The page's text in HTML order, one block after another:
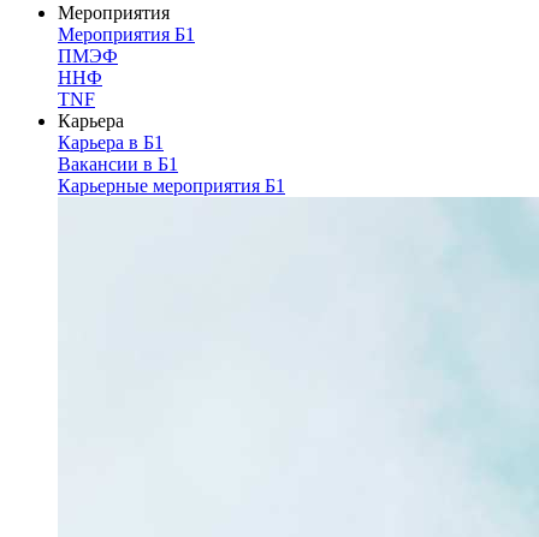
Мероприятия
Мероприятия Б1
ПМЭФ
ННФ
TNF
Карьера
Карьера в Б1
Вакансии в Б1
Карьерные мероприятия Б1